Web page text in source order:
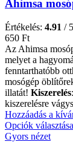
Ahimsa
Értékelés: 4.91 / 5
650 Ft
Az Ahimsa
melyet a
fenntarthatóbb
mosógép
illatát! Kiszerelés
kiszerelésre
Hozzáadás a
Opciók választása
Gyors nézet